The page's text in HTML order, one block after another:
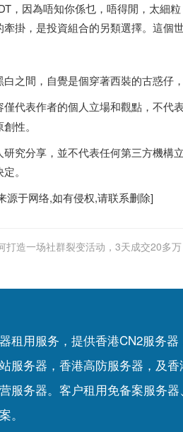
，因為唔知你係乜，唔得閒，太細
掛，是投資組合的另類選擇。這個
之間，自覺是個穿著西裝的古惑仔
僅代表作者的個人立場和觀點，不代
性。
研究分享，並不代表任何第三方機
。
源于网络,如有侵权,请联系删除]
打造一场社群裂变活动，3天成交20多万
租用服务，提供香港CN2服务
服务器，香港高防服务器，及
服务器。客户租用免备案服务器、
。